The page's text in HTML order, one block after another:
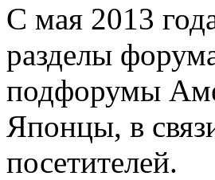
С мая 2013
разделы
подфорумы
Японцы, в
посетителей.